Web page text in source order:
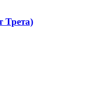
Трета)